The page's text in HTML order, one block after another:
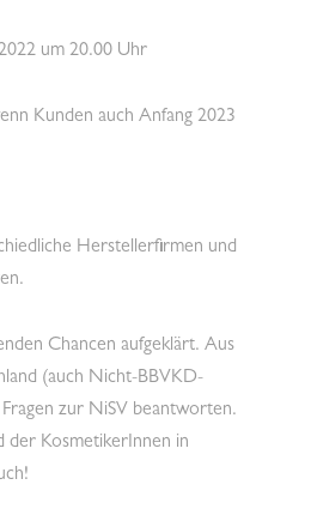
um 20.00 Uhr
Kunden auch Anfang 2023
Herstellerfirmen und
Chancen aufgeklärt. Aus
(auch Nicht-BBVKD-
zur NiSV beantworten.
der KosmetikerInnen in